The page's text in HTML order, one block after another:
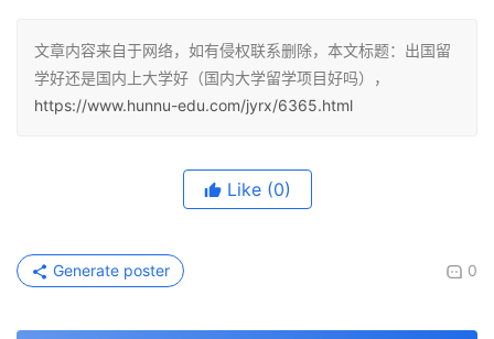
文章内容来自于网络，如有侵权联系删除，本文标题：出国留
学好还是国内上大学好（国内大学留学项目好吗），
https://www.hunnu-edu.com/jyrx/6365.html
Like (0)
0
Generate poster